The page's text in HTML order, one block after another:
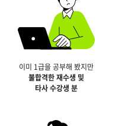
이미 1급을 공부해 봤지만
불합격한 재수생 및
타사 수강생 분